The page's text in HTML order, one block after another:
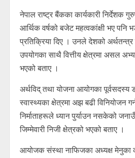
नेपाल राष्ट्र बैंकका कार्यकारी निर्देशक
आर्थिक वर्षको बजेट महत्वकांक्षी भए
प्रतिक्रिया दिए । उनले देशको
उपयोगका साथै वित्तीय क्षेत्रमा असल
भएको बताए ।
अर्थविद् तथा योजना आयोगका पूर्वसदस्य
स्वास्थ्यका क्षेत्रमा अझ बढी विनियोजन
निर्माताहरूले ध्यान पुर्याउन नसकेको
जिम्मेवारी निजी क्षेत्रको भएको बताए ।
आयोजक संस्था नाफिजका अध्यक्ष मेनुका